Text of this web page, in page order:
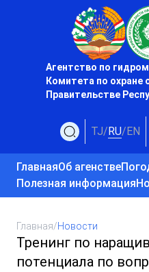
Агентство по
Комитета по
Правительстве
TJ/RU/EN
ГлавнаяОб агенстве
Полезная информация
Главная/Новости
Тренинг по
потенциала по